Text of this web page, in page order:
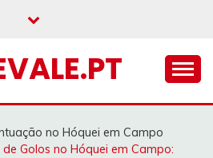
no Hóquei em Campo
Golos no Hóquei em Campo: